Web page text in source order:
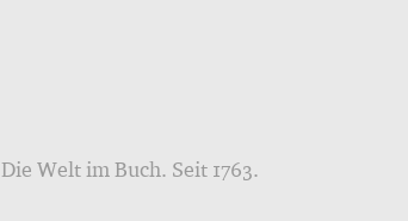
Die Welt im Buch. Seit 1763.